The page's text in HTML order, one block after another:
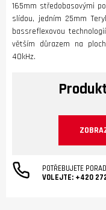
165mm středobasovými
slídou, jedním 25mm
bassreflexovou
větším důrazem na
40kHz.
POTŘEBUJETE
VOLEJTE: +420